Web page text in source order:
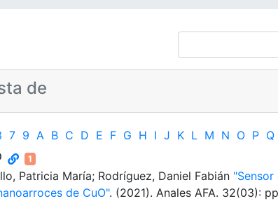
de
7 9 A B C D E F G H I J K L M N O P Q
1
Patricia María; Rodríguez, Daniel Fabián
de CuO". (2021). Anales AFA. 32(03):